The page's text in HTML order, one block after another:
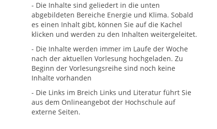
- Die Inhalte sind geliedert in die unten
abgebildeten Bereiche Energie und Klima. Sobald
es einen Inhalt gibt, können Sie auf die Kachel
klicken und werden zu den Inhalten weitergeleitet.
- Die Inhalte werden immer im Laufe der Woche
nach der aktuellen Vorlesung hochgeladen. Zu
Beginn der Vorlesungsreihe sind noch keine
Inhalte vorhanden
- Die Links im Breich Links und Literatur führt Sie
aus dem Onlineangebot der Hochschule auf
externe Seiten.